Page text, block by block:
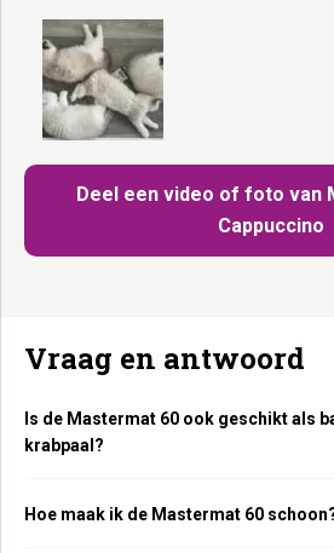
Deel een video of foto van
Cappuccino
Vraag en antwoord
Is de Mastermat 60 ook geschikt als
krabpaal?
Hoe maak ik de Mastermat 60